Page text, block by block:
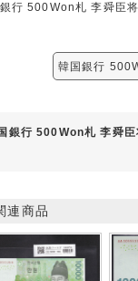
行 500Won札 李舜臣
韓国銀行
銀行 500Won札 李舜
連商品